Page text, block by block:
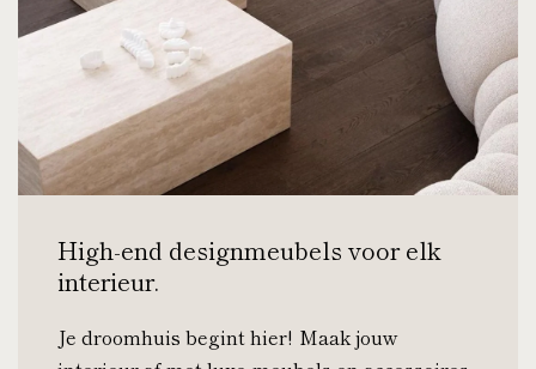
High-end designmeubels voor elk
interieur.
Je droomhuis begint hier! Maak jouw